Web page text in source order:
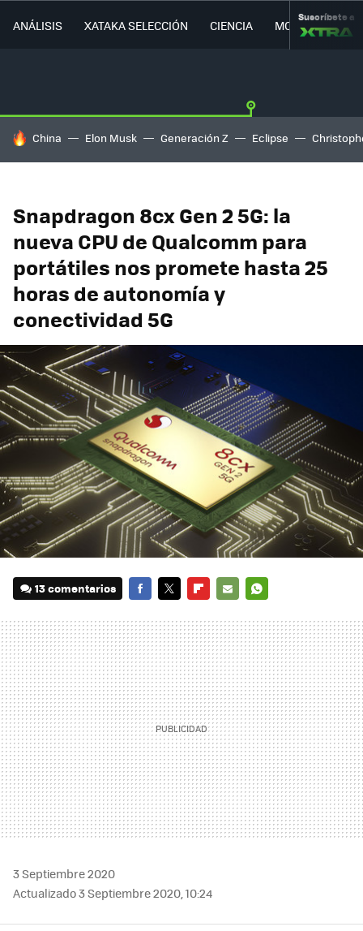
ANÁLISIS XATAKA SELECCIÓN CIENCIA MOVILIDAD
Suscríbete a
HOY SE HABLA DE
China Elon Musk Generación Z Eclipse
Snapdragon 8cx Gen 2 5G: la
nueva CPU de Qualcomm para
portátiles nos promete hasta 25
horas de autonomía y
conectividad 5G
13 comentarios
MAIL
3 Septiembre 2020
Actualizado 3 Septiembre 2020, 10:24